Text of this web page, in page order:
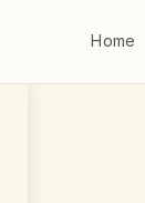
Home